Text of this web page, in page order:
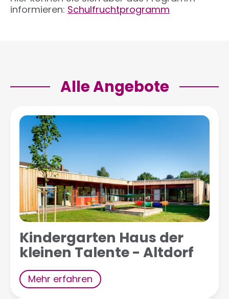
informieren: Schulfruchtprogramm
Alle Angebote
Kindergarten Haus der
kleinen Talente - Altdorf
Mehr erfahren